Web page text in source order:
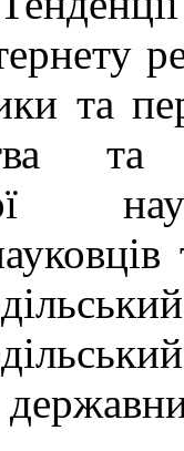
та